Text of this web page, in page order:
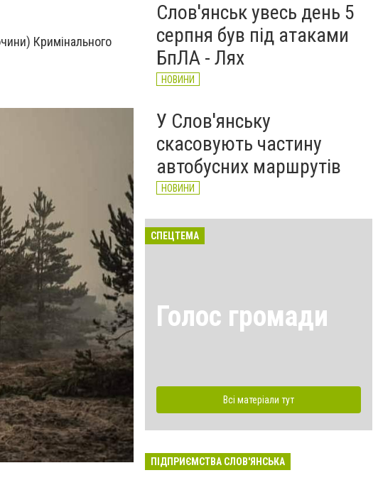
Кримінального
Слов'янськ увесь день 5
серпня був під атаками
БпЛА - Лях
НОВИНИ
У Слов'янську
скасовують частину
автобусних маршрутів
НОВИНИ
СПЕЦТЕМА
Голос громади
Всі матеріали тут
ПІДПРИЄМСТВА СЛОВ'ЯНСЬКА